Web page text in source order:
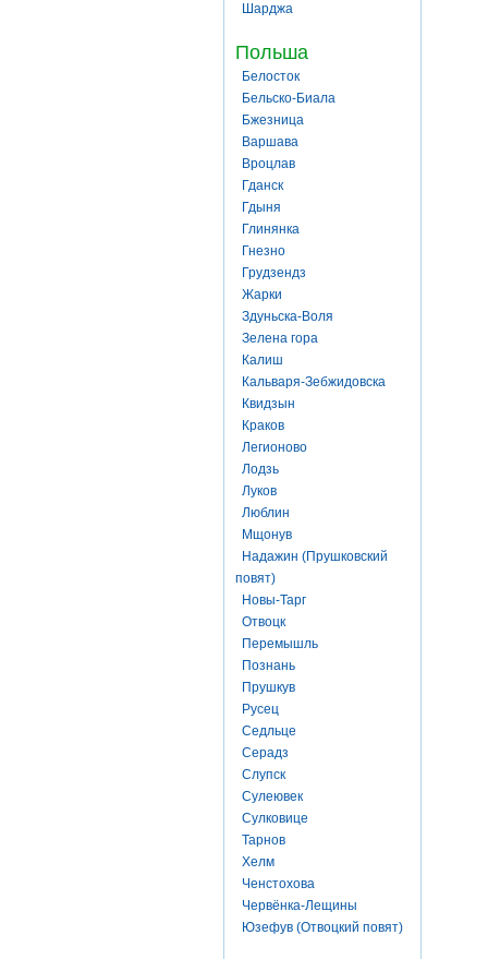
Шарджа
Польша
Белосток
Бельско-Биала
Бжезница
Варшава
Вроцлав
Гданск
Гдыня
Глинянка
Гнезно
Грудзендз
Жарки
Здуньска-Воля
Зелена гора
Калиш
Кальваря-Зебжидовска
Квидзын
Краков
Легионово
Лодзь
Луков
Люблин
Мщонув
Надажин (Прушковский
повят)
Новы-Тарг
Отвоцк
Перемышль
Познань
Прушкув
Русец
Седльце
Серадз
Слупск
Сулеювек
Сулковице
Тарнов
Хелм
Ченстохова
Червёнка-Лещины
Юзефув (Отвоцкий повят)